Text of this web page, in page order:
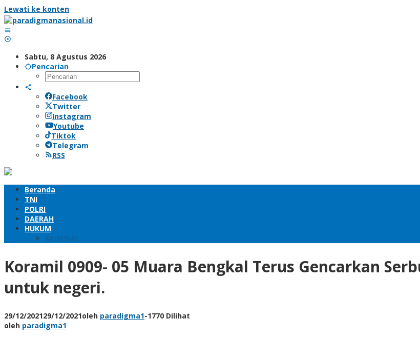
Lewati ke konten
Sabtu, 8 Agustus 2026
Pencarian
Facebook
Twitter
Instagram
Youtube
Tiktok
Telegram
RSS
Beranda
TNI
POLRI
DAERAH
HUKUM
KRIMINAL
Koramil 0909- 05 Muara Bengkal Terus Gencarkan
untuk negeri.
29/12/202129/12/2021oleh paradigma1-1770 Dilihat
oleh paradigma1